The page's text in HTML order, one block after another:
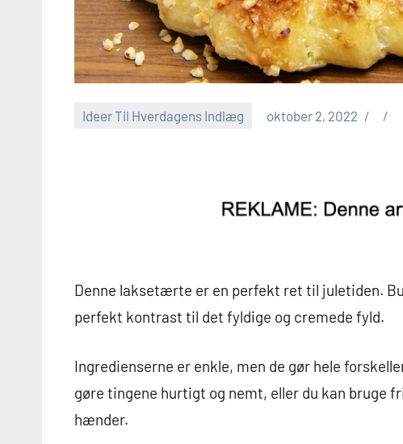
Ideer Til Hverdagens Indlæg oktober 2, 2022
Denne laksetærte er en perfekt ret til juletiden.
perfekt kontrast til det fyldige og cremede fyld.
Ingredienserne er enkle, men de gør hele
gøre tingene hurtigt og nemt, eller du kan bruge
hænder.